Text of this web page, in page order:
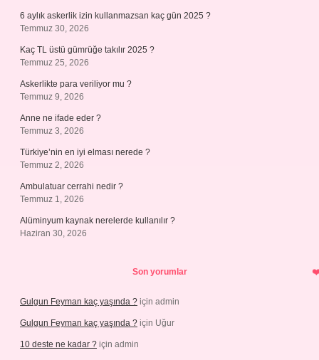
6 aylık askerlik izin kullanmazsan kaç gün 2025 ?
Temmuz 30, 2026
Kaç TL üstü gümrüğe takılır 2025 ?
Temmuz 25, 2026
Askerlikte para veriliyor mu ?
Temmuz 9, 2026
Anne ne ifade eder ?
Temmuz 3, 2026
Türkiye’nin en iyi elması nerede ?
Temmuz 2, 2026
Ambulatuar cerrahi nedir ?
Temmuz 1, 2026
Alüminyum kaynak nerelerde kullanılır ?
Haziran 30, 2026
Son yorumlar
Gulgun Feyman kaç yaşında ? için admin
Gulgun Feyman kaç yaşında ? için Uğur
10 deste ne kadar ? için admin